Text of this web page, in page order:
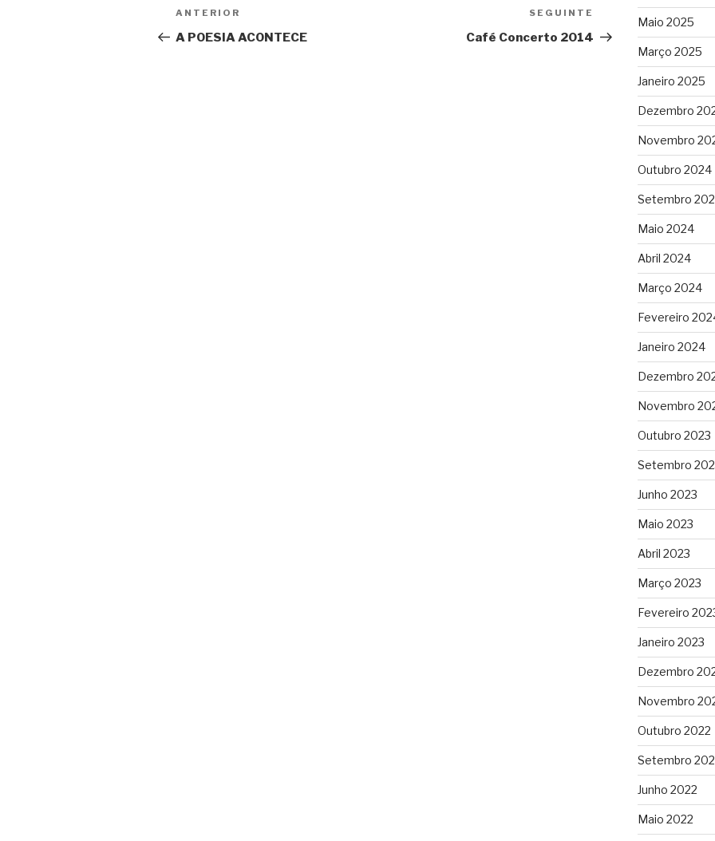
Navegação
de
Conteúdo
anterior
ANTERIOR
A POESIA ACONTECE
Conteúdo
seguinte
SEGUINTE
Café Concerto 2014
Maio 2025
Março 2025
Janeiro 2025
Dezembro
Novembro
Outubro 2024
Setembro
Maio 2024
Abril 2024
Março 2024
Fevereiro
Janeiro 2024
Dezembro
Novembro
Outubro 2023
Setembro
Junho 2023
Maio 2023
Abril 2023
Março 2023
Fevereiro
Janeiro 2023
Dezembro
Novembro
Outubro 2022
Setembro
Junho 2022
Maio 2022